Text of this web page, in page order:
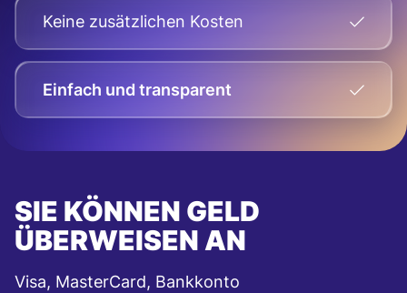
Keine zusätzlichen Kosten
Einfach und transparent
SIE KÖNNEN GELD
ÜBERWEISEN AN
Visa, MasterCard, Bankkonto